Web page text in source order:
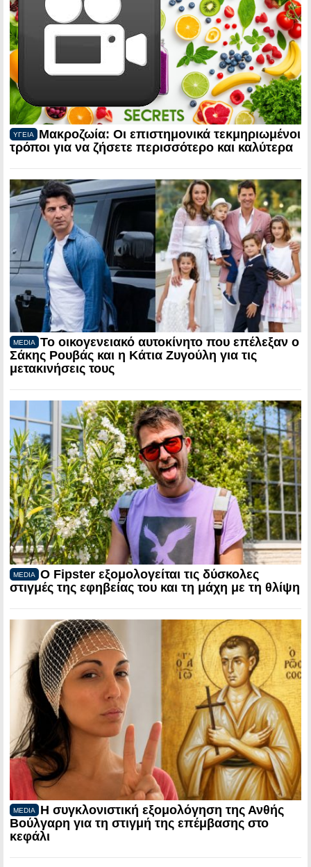
ΥΓΕΙΑ
Μακροζωία: Οι επιστημονικά τεκμηριωμένοι
τρόποι για να ζήσετε περισσότερο και καλύτερα
MEDIA
Το οικογενειακό αυτοκίνητο που επέλεξαν ο
Σάκης Ρουβάς και η Κάτια Ζυγούλη για τις
μετακινήσεις τους
MEDIA
Ο Fipster εξομολογείται τις δύσκολες
στιγμές της εφηβείας του και τη μάχη με τη θλίψη
MEDIA
Η συγκλονιστική εξομολόγηση της Ανθής
Βούλγαρη για τη στιγμή της επέμβασης στο
κεφάλι